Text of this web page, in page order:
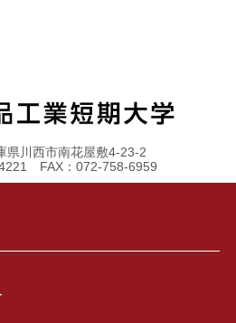
県川西市南花屋敷4-23-2
FAX：072-758-6959